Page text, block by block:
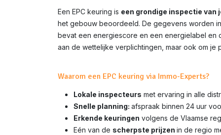
Een EPC keuring is een grondige inspectie van
het gebouw beoordeeld. De gegevens worden
bevat een energiescore en een energielabel en
aan de wettelijke verplichtingen, maar ook om
Waarom een EPC keuring via Immo-Experts?
Lokale inspecteurs met ervaring in alle
Snelle planning: afspraak binnen 24 uur
Erkende keuringen volgens de Vlaamse
Eén van de scherpste prijzen in de regio